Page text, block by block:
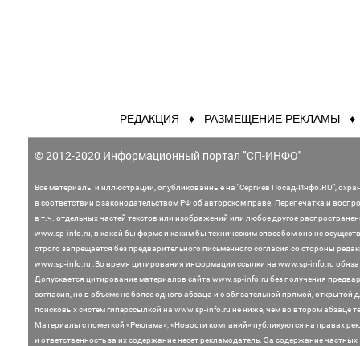
РЕДАКЦИЯ ♦ РАЗМЕЩЕНИЕ РЕКЛАМЫ
© 2012-2020 Информационный портал "СП-ИНФО"
Все материалы и иллюстрации,опубликованные на "Сергиев Посад-Инфо.RU",
в соответствии с законодательством РФ об авторском праве. Перепечатка и
в т.ч. отдельных частей текстов или изображений или любое другое
www.sp-info.ru, в какой бы форме и каким бы техническим способом оно не
строго запрещается без предварительного письменного согласия со стороны
www.sp-info.ru .Во время цитирования информации ссылки на www.sp-info.ru
Допускается цитирование материалов сайта www.sp-info.ru без получения
согласия, но в объеме не более одного абзаца и с обязательной прямой, открытой
поисковых систем гиперссылкой на www.sp-info.ru не ниже, чем во втором абзаце
Материалы с пометкой «Реклама», «Новости компаний» публикуются на правах
и ответственность за их содержание несет рекламодатель. За содержание частных